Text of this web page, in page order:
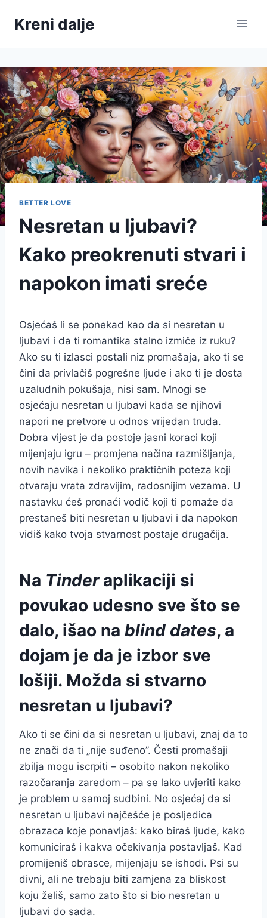
Kreni dalje
BETTER LOVE
Nesretan u ljubavi?
Kako preokrenuti stvari i
napokon imati sreće
Osjećaš li se ponekad kao da si nesretan u
ljubavi i da ti romantika stalno izmiče iz ruku?
Ako su ti izlasci postali niz promašaja, ako ti se
čini da privlačiš pogrešne ljude i ako ti je dosta
uzaludnih pokušaja, nisi sam. Mnogi se
osjećaju nesretan u ljubavi kada se njihovi
napori ne pretvore u odnos vrijedan truda.
Dobra vijest je da postoje jasni koraci koji
mijenjaju igru – promjena načina razmišljanja,
novih navika i nekoliko praktičnih poteza koji
otvaraju vrata zdravijim, radosnijim vezama. U
nastavku ćeš pronaći vodič koji ti pomaže da
prestaneš biti nesretan u ljubavi i da napokon
vidiš kako tvoja stvarnost postaje drugačija.
Na Tinderaplikaciji si
povukao udesno sve što se
dalo, išao na blind dates, a
dojam je da je izbor sve
lošiji. Možda si stvarno
nesretan u ljubavi?
Ako ti se čini da si nesretan u ljubavi, znaj da to
ne znači da ti „nije suđeno”. Česti promašaji
zbilja mogu iscrpiti – osobito nakon nekoliko
razočaranja zaredom – pa se lako uvjeriti kako
je problem u samoj sudbini. No osjećaj da si
nesretan u ljubavi najčešće je posljedica
obrazaca koje ponavljaš: kako biraš ljude, kako
komuniciraš i kakva očekivanja postavljaš. Kad
promijeniš obrasce, mijenjaju se ishodi. Psi su
divni, ali ne trebaju biti zamjena za bliskost
koju želiš, samo zato što si bio nesretan u
ljubavi do sada.